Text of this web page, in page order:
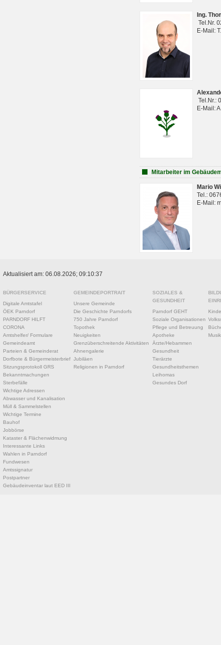
Ing.
Tel.Nr.
E-Mail:
Tel.Nr.:
E-Mail:
Mitarbeiter im
Mario
Tel.:
E-Mail:
Aktualisiert am: 06.08.2026; 09:10:37
BÜRGERSERVICE
Digitale Amtstafel
ÖEK Parndorf
PARNDORF HILFT
CORONA
Amtshelfer/ Formulare
Gemeindeamt
Parteien & Gemeinderat
Dorfbote & Bürgermeisterbrief
Sitzungsprotokoll GRS
Bekanntmachungen
Sterbefälle
Wichtige Adressen
Abwasser und Kanalisation
Müll & Sammelstellen
Wichtige Termine
Bauhof
Jobbörse
Kataster & Flächenwidmung
Interessante Links
Wahlen in Parndorf
Fundwesen
Amtssignatur
Postpartner
Gebäudeinventar laut EED III
GEMEINDEPORTRAIT
Unsere Gemeinde
Die Geschichte Parndorfs
750 Jahre Parndorf
Topothek
Neuigkeiten
Grenzüberschreitende Aktivitäten
Ahnengalerie
Jubiläen
Religionen in Parndorf
SOZIALES &
GESUNDHEIT
Parndorf GEHT
Soziale Organisationen
Pflege und Betreuung
Apotheke
Ärzte/Hebammen
Gesundheit
Tierärzte
Gesundheitsthemen
Leihomas
Gesundes Dorf